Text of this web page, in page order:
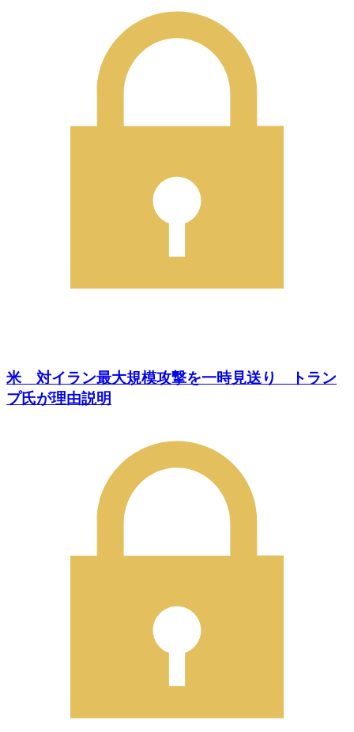
米 対イラン最大規模攻撃を一時見送り トラン
プ氏が理由説明